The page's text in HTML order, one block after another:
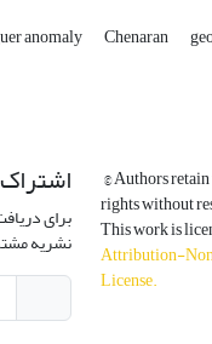
anomaly Chenaran
© Authors
rights without
This work is
Attribution-
License.
برای
نشریه